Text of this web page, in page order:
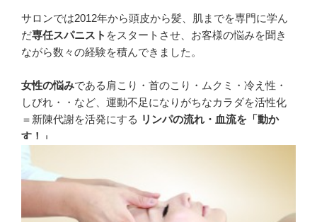
サロンでは2012年から頭皮から髪、肌までを専門に学ん
だ専任スパニスト をスタートさせ、お客様の悩みを聞き
ながら数々の経験を積んできました。
女性の悩みである肩こり・首のこり・ムクミ・冷え性・
しびれ・・など、運動不足になりがちなカラダを活性化
＝新陳代謝を活発にする リンパの流れ・血流を「動か
す！」